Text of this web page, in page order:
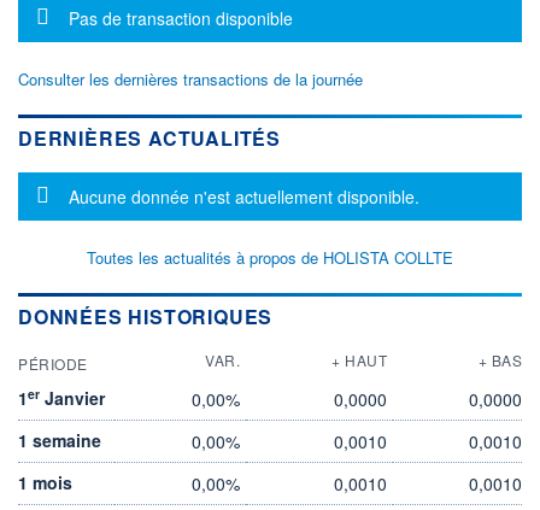
Message d'information
Pas de transaction disponible
Consulter les dernières transactions de la journée
DERNIÈRES ACTUALITÉS
Message d'information
Aucune donnée n'est actuellement disponible.
Toutes les actualités à propos de HOLISTA COLLTE
DONNÉES HISTORIQUES
PÉRIODE VAR. + HAUT + BAS
1er Janvier 0,00% 0,0000
0,0000
1 semaine
0,00% 0,0010
0,0010
1 mois
0,00% 0,0010
0,0010